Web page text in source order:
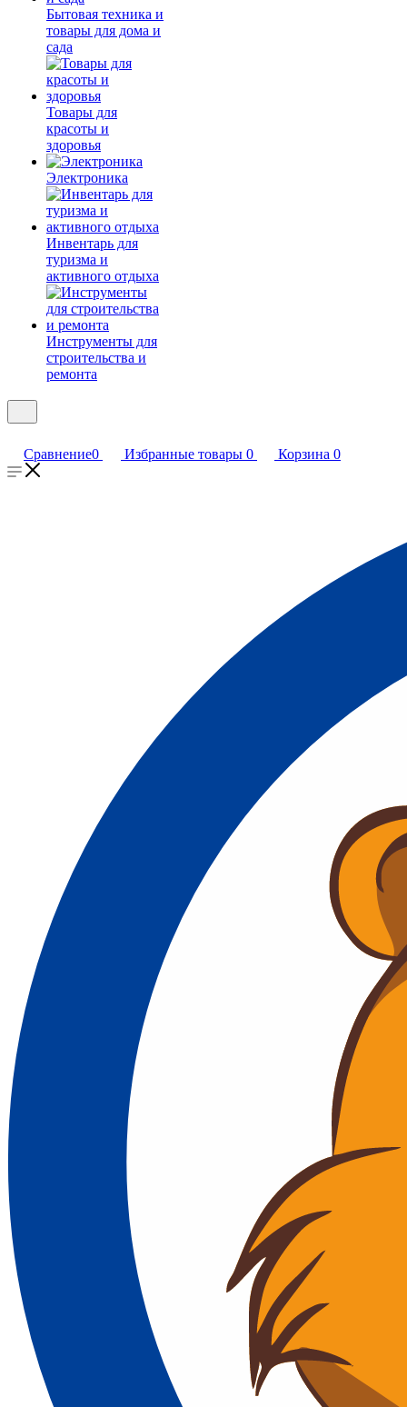
Бытовая техника и
товары для дома и
сада
Товары для
красоты и
здоровья
Электроника
Инвентарь для
туризма и
активного отдыха
Инструменты для
строительства и
ремонта
Сравнение0 Избранные товары 0 Корзина 0